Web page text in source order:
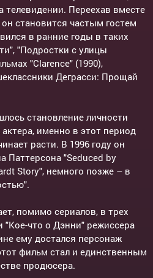
телевидении. Переехав вместе
становится частым гостем
в ранние годы в таких
"Подростки с улицы
"Clarence" (1990),
Деграсси: Прощай
становление личности
именно в этот период
расти. В 1996 году он
Паттерсона "Seduced by
Story", немного позже – в
помимо сериалов, в трех
что о Дэнни" режиссера
ему достался персонаж
фильм стал и единственным
продюсера.